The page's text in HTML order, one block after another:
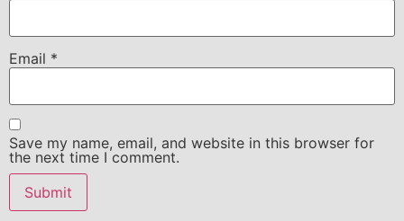
Email *
Save my name, email, and website in this browser for
the next time I comment.